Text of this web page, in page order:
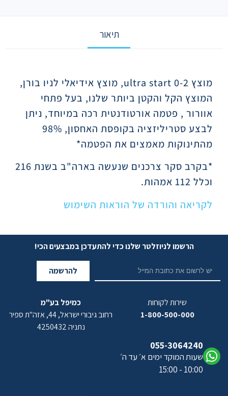
תיאור
מוצץ ultra start 0-2, מוצץ אידיאלי לניו בורן,
המוצץ הקל והקטן ביותר שלנו, בעל פתחי
אוורור , פטמה אורטודנטית רכה במיוחד, ניתן
לבצע סטריליזציה בקופסת האחסון, 98%
מהתינוקות מאמצים את הפטמה*
*בקרב סקר צרכנים שנעשה בארה"ב בשנת 216
וכלל 112 אמהות.
לקריאה והורדה של הוראות השימוש
הרשמו לניוזלטר שלנו כדי להתעדכן במבצעים הכי!
להרשמה
שירות לקוחות
1-800-500-000
055-3064240
שעות המוקד ימים א׳ עד ה׳
10:00 - 15:00
כמיפל בע"מ
רחוב גיבורי ישראל, 44, אזה"ת ספיר
נתניה 4250432